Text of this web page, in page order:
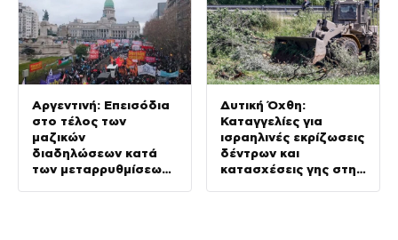
Αργεντινή: Επεισόδια
στο τέλος των
μαζικών
διαδηλώσεων κατά
των μεταρρυθμίσεων
Δυτική Όχθη:
Καταγγελίες για
ισραηλινές εκρίζωσεις
δέντρων και
κατασχέσεις γης στην